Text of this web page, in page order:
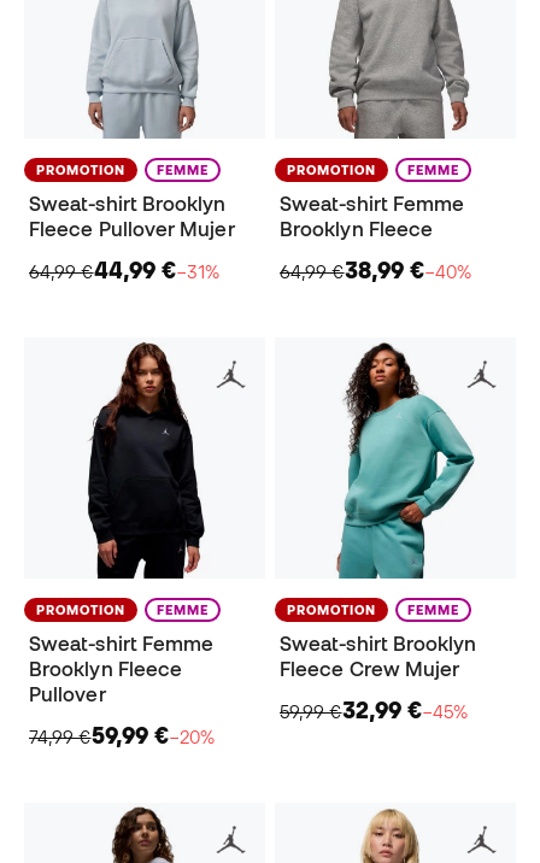
PROMOTION FEMME
Sweat-shirt Brooklyn
Fleece Pullover Mujer
64,99 €44,99 €−31%
PROMOTION FEMME
Sweat-shirt Femme
Brooklyn Fleece
64,99 €38,99 €−40%
PROMOTION FEMME
Sweat-shirt Femme
Brooklyn Fleece
Pullover
74,99 €59,99 €−20%
PROMOTION FEMME
Sweat-shirt Brooklyn
Fleece Crew Mujer
59,99 €32,99 €−45%